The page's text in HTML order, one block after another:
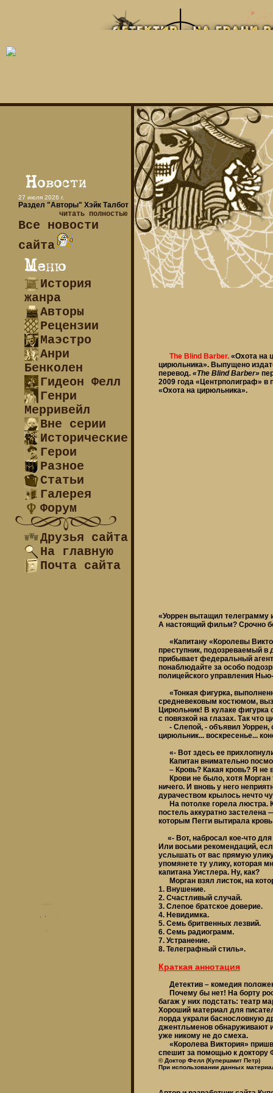
27 июля 2026 г.
Раздел "Авторы" Хэйк Талбот
читать полностью
Все новости
сайта
История
жанра
Авторы
Рецензии
Маэстро
Анри
Бенколен
Гидеон Фелл
Генри
Мерривейл
Вне серии
Исторические
Герои
Разное
Статьи
Галерея
Форум
Друзья сайта
На главную
Почта сайта
The Blind Barber. «Охота на
цирюльника». Выпущено
перевод. «The Blind Barber»
2009 года «Центрполиграф» в
«Охота на цирюльника».
«Уоррен вытащил телеграмму
А настоящий фильм? Срочно
«Капитану «Королевы
преступник, подозреваемый в
прибывает федеральный
понаблюдайте за особо
полицейского управления
«Тонкая фигурка,
средневековым костюмом,
Цирюльник! В кулаке фигурка
с повязкой на глазах. Так что
- Слепой, - объявил Уоррен,
цирюльник... воскресенье...
«- Вот здесь ее
Капитан внимательно
– Кровь? Какая кровь? Я не
Крови не было, хотя Морган
ничего. И вновь у него
дурачеством крылось нечто
На потолке горела люстра.
постель аккуратно
которым Пегги вытирала
«- Вот, набросал кое-что
Или восьми рекомендаций,
услышать от вас прямую
упомянете ту улику, которая
капитана Уистлера. Ну, как?
Морган взял листок, на
1. Внушение.
2. Счастливый случай.
3. Слепое братское доверие.
4. Невидимка.
5. Семь бритвенных лезвий.
6. Семь радиограмм.
7. Устранение.
8. Телеграфный стиль».
Краткая аннотация
Детектив – комедия
Почему бы нет! На борту
багаж у них подстать: театр
Хороший материал для
лорда украли баснословную
джентльменов обнаруживают
уже никому не до смеха.
«Королева Виктория»
спешит за помощью к доктору
© Доктор Фелл (Купершмит Петр)
При использовании данных